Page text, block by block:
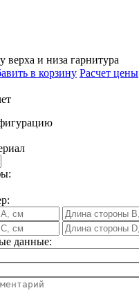
верха и низа гарнитура
в корзину Расчет цены
данные: